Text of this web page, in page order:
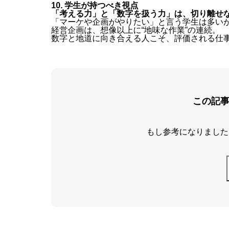
10. 学生が持つべき視点
「考える力」と「数字を扱う力」は、切り離せ
「マーケや企画がやりたい」と言う学生は多い
経営企画は、想像以上に“地味な作業”の連続。
数字と地道に向き合える人こそ、評価される仕
この記
もし参考になりまし